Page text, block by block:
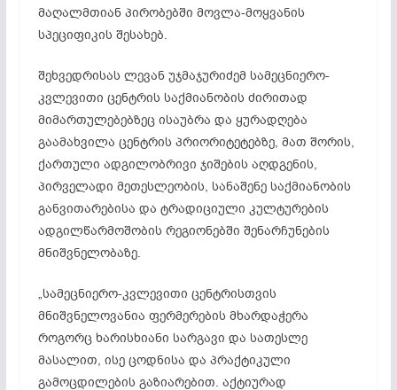
მაღალმთიან პირობებში მოვლა-მოყვანის
სპეციფიკის შესახებ.
შეხვედრისას ლევან უჯმაჯურიძემ სამეცნიერო-
კვლევითი ცენტრის საქმიანობის ძირითად
მიმართულებებზეც ისაუბრა და ყურადღება
გაამახვილა ცენტრის პრიორიტეტებზე, მათ შორის,
ქართული ადგილობრივი ჯიშების აღდგენის,
პირველადი მეთესლეობის, სანაშენე საქმიანობის
განვითარებისა და ტრადიციული კულტურების
ადგილწარმოშობის რეგიონებში შენარჩუნების
მნიშვნელობაზე.
„სამეცნიერო-კვლევითი ცენტრისთვის
მნიშვნელოვანია ფერმერების მხარდაჭერა
როგორც ხარისხიანი სარგავი და სათესლე
მასალით, ისე ცოდნისა და პრაქტიკული
გამოცდილების გაზიარებით. აქტიურად